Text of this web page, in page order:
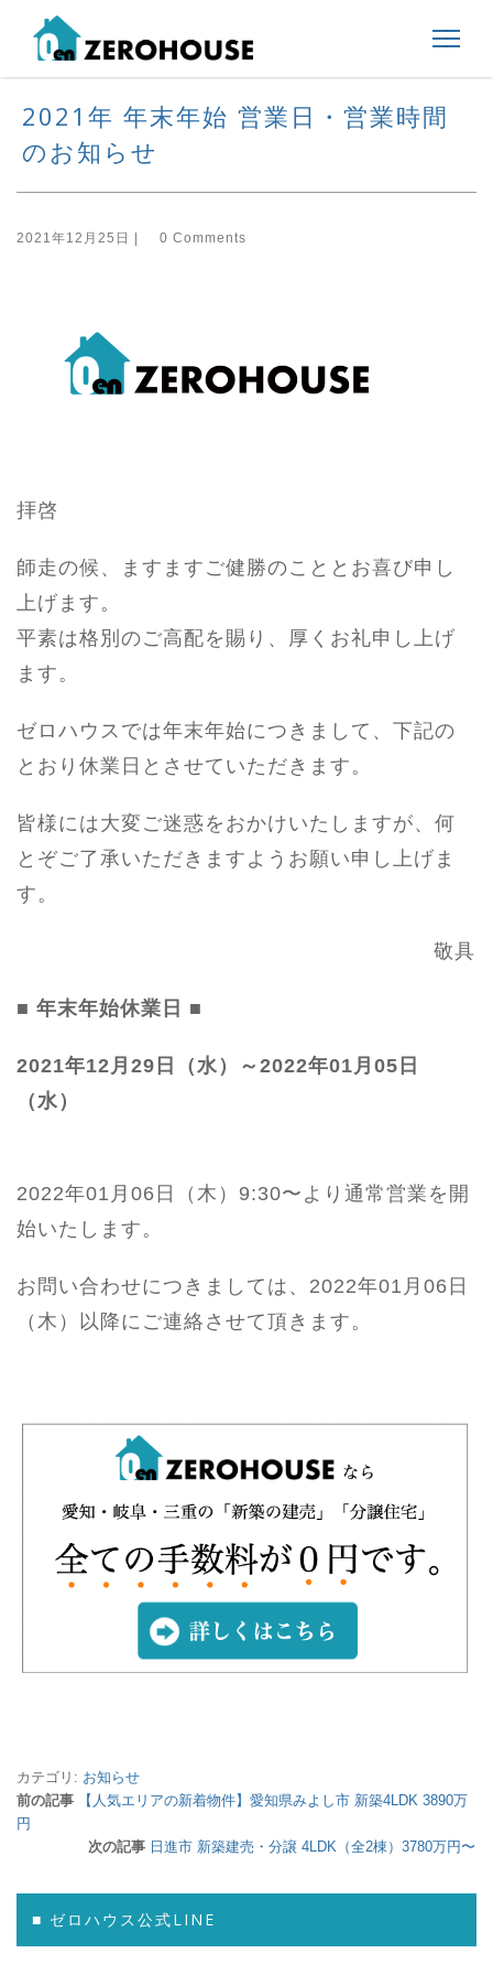
2021年 年末年始 営業日・営業時間
のお知らせ
2021年12月25日 | 0 Comments
拝啓
師走の候、ますますご健勝のこととお喜び申し
上げます。
平素は格別のご高配を賜り、厚くお礼申し上げ
ます。
ゼロハウスでは年末年始につきまして、下記の
とおり休業日とさせていただきます。
皆様には大変ご迷惑をおかけいたしますが、何
とぞご了承いただきますようお願い申し上げま
す。
敬具
■ 年末年始休業日 ■
2021年12月29日（水）～2022年01月05日
（水）
2022年01月06日（木）9:30〜より通常営業を開
始いたします。
お問い合わせにつきましては、2022年01月06日
（木）以降にご連絡させて頂きます。
カテゴリ: お知らせ
前の記事
【人気エリアの新着物件】愛知県みよし市 新築4LDK 3890万
円
次の記事 日進市 新築建売・分譲 4LDK（全2棟）3780万円〜
■ ゼロハウス公式LINE